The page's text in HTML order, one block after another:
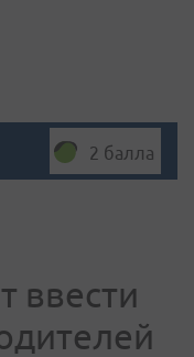
2 балла
ввести